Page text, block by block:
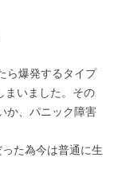
ら爆発するタイプ
まいました。その
か、パニック障害
た為今は普通に生